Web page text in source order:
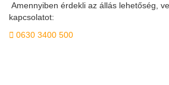
Amennyiben érdekli az állás lehetőség,
kapcsolatot:
0630 3400 500